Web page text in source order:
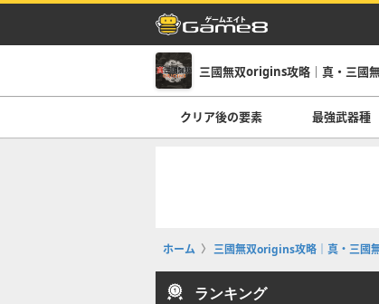
三國無双origins攻略｜真・三國
クリア後の要素 最強武器種
ホーム 三國無双origins攻略｜真・三國
ランキング